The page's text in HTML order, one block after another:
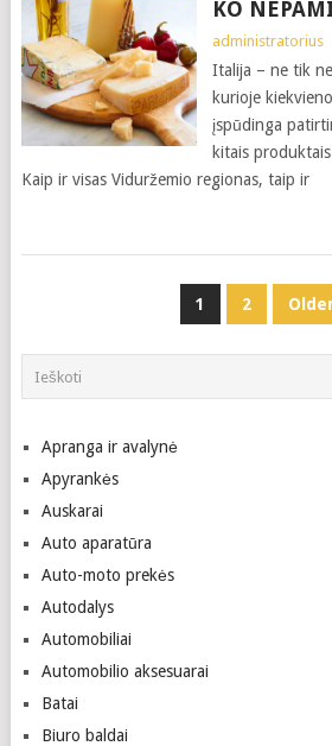
KO
administratorius
Italija – ne tik
kurioje
įspūdinga
kitais
Kaip ir visas Viduržemio regionas, taip ir
1 2
Apranga ir avalynė
Apyrankės
Auskarai
Auto aparatūra
Auto-moto prekės
Autodalys
Automobiliai
Automobilio aksesuarai
Batai
Biuro baldai